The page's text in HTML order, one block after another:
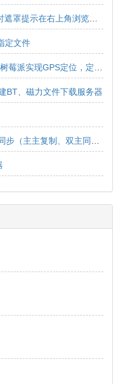
定文件
BT、磁力文件下载服务器